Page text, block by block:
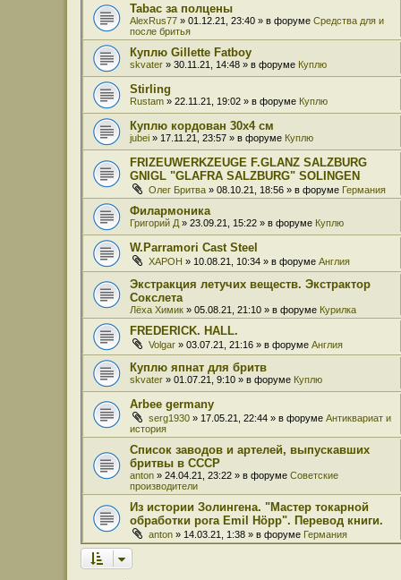
Tabac за полцены
AlexRus77 » 01.12.21, 23:40 » в форуме Средства для и
после бритья
Куплю Gillette Fatboy
skvater » 30.11.21, 14:48 » в форуме Куплю
Stirling
Rustam » 22.11.21, 19:02 » в форуме Куплю
Куплю кордован 30x4 см
jubei » 17.11.21, 23:57 » в форуме Куплю
FRIZEUWERKZEUGE F.GLANZ SALZBURG
GNIGL "GLAFRA SALZBURG" SOLINGEN
Олег Бритва » 08.10.21, 18:56 » в форуме Германия
Филармоника
Григорий Д » 23.09.21, 15:22 » в форуме Куплю
W.Parramori Cast Steel
XAPOH » 10.08.21, 10:34 » в форуме Англия
Экстракция летучих веществ. Экстрактор
Сокслета
Лёха Химик » 05.08.21, 21:10 » в форуме Курилка
FREDERICK. HALL.
Volgar » 03.07.21, 21:16 » в форуме Англия
Куплю япнат для бритв
skvater » 01.07.21, 9:10 » в форуме Куплю
Arbee germany
serg1930 » 17.05.21, 22:44 » в форуме Антиквариат и
история
Список заводов и артелей, выпускавших
бритвы в СССР
anton » 24.04.21, 23:22 » в форуме Советские
производители
Из истории Золингена. "Мастер токарной
обработки рога Emil Höpp". Перевод книги.
anton » 14.03.21, 1:38 » в форуме Германия